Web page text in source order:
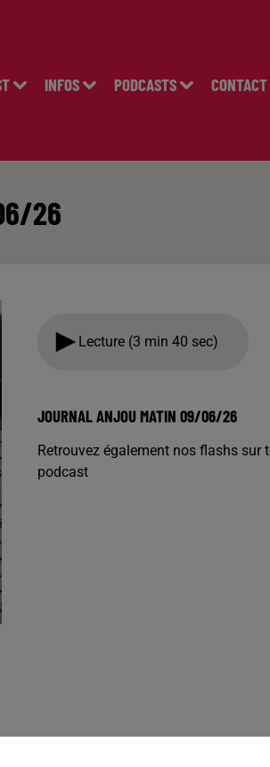
INFOS PODCASTS CONTACT
26
Lecture (3 min 40 sec)
JOURNAL ANJOU MATIN 09/06/26
Retrouvez également nos flashs sur
podcast